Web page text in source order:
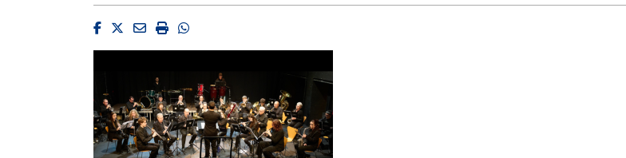
Facebook
Twitter
EmailImprimirWhatsapp